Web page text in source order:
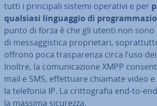
tutti i prin­ci­pa­li sistemi operativi e per
qualsiasi lin­guag­gio di
punto di forza è che gli utenti non sono
di mes­sag­gi­sti­ca pro­prie­ta­ri,
offrono poca tra­spa­ren­za circa l’uso
Inoltre, la co­mu­ni­ca­zio­ne XMPP
mail e SMS, ef­fet­tua­re chiamate video
la telefonia IP. La crit­to­gra­fia end-to-
la massima sicurezza.